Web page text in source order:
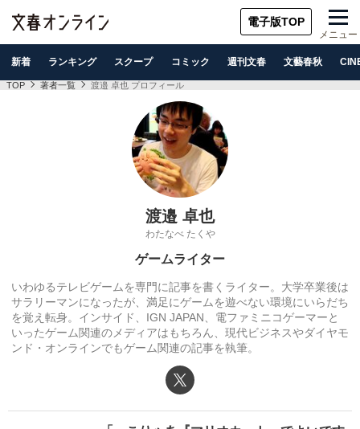
電子版TOP
メニュー
新着 ランキング スクープ コミック 週刊文春 文藝春秋
TOP 著者一覧 渡邉 卓也 プロフィール
渡邉 卓也
わたなべ たくや
ゲームライター
いわゆるテレビゲームを専門に記事を書くライター。 大学卒業後は
サラリーマンになったが、 満足にゲームを遊べない環境にいらだち
を覚え転身。インサイド、 IGN JAPAN、 電ファミニコゲーマーと
いったゲーム関連のメディアはもちろん、 現代ビジネスやダイヤモ
ンド・ オンラインでもゲーム関連の記事を執筆。